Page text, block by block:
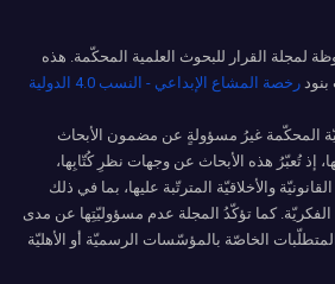
لمجلة القرار للبحوث العلمية المحكّمة. هذه
رخصة المشاع الإبداعي - النسب 4.0 الدولية
المحكّمة غيرُ مسؤولةٍ عن مضمون الأبحاث
إذ تُعبّرُ هذه الأبحاث عن وجهات نظرِ كُتّابِها،
والأخلاقيّة المترتّبة عليها، بما في ذلك
كما تؤكّدُ المجلة عدم مسؤوليّتِها عن مدى
الخاصّة بالمؤسّسات الرسميّة أو الأهليّة